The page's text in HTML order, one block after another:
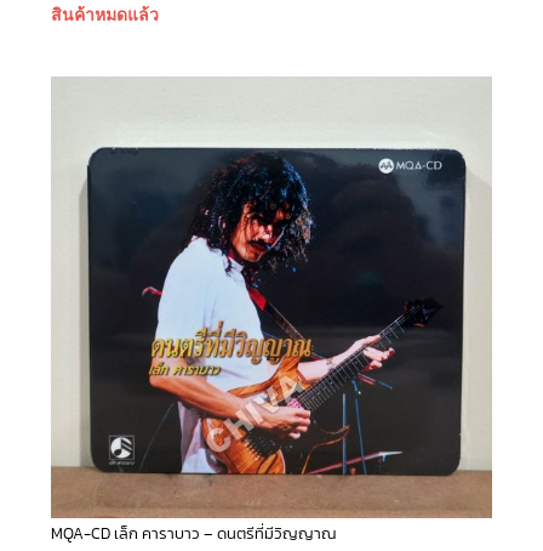
สินค้าหมดแล้ว
MQA-CD เล็ก คาราบาว – ดนตรีที่มีวิญญาณ